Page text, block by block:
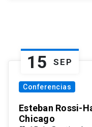
15 SEP
Conferencias
Esteban Rossi-
Chicago